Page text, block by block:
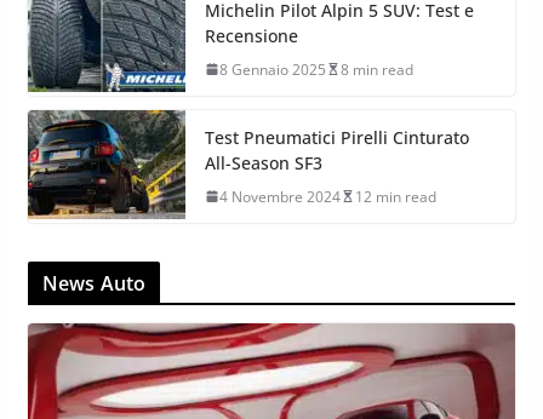
Michelin Pilot Alpin 5 SUV: Test e
Recensione
8 Gennaio 2025 8 min read
Test Pneumatici Pirelli Cinturato
All-Season SF3
4 Novembre 2024 12 min read
News Auto